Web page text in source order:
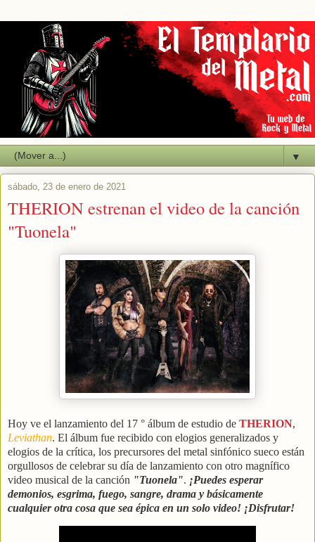
▼
sábado, 23 de enero de 2021
THERION estrenan el video de la canción
"Tuonela"
Hoy ve el lanzamiento del 17 ° álbum de estudio de THERION,
Leviathan. El álbum fue recibido con elogios generalizados y
elogios de la crítica, los precursores del metal sinfónico sueco están
orgullosos de celebrar su día de lanzamiento con otro magnífico
video musical de la canción "Tuonela". ¡Puedes esperar
demonios, esgrima, fuego, sangre, drama y básicamente
cualquier otra cosa que sea épica en un solo video! ¡Disfrutar!